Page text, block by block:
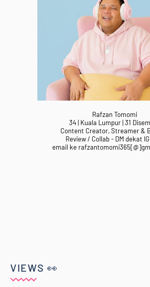
Rafzan Tomomi
34 | Kuala Lumpur | 31
Content Creator, Streamer &
Review / Collab - DM dekat
email ke
VIEWS 👀